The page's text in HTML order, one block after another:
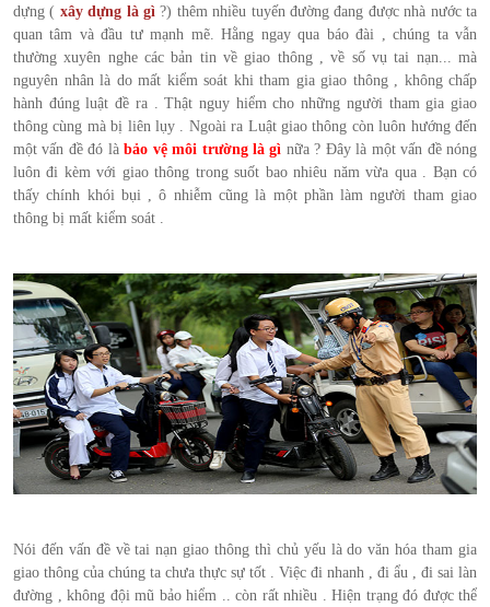
dựng ( xây dựng là gì ?) thêm nhiều tuyến đường đang được nhà nước ta
quan tâm và đầu tư mạnh mẽ. Hằng ngay qua báo đài , chúng ta vẫn
thường xuyên nghe các bản tin về giao thông , về số vụ tai nạn... mà
nguyên nhân là do mất kiểm soát khi tham gia giao thông , không chấp
hành đúng luật đề ra . Thật nguy hiểm cho những người tham gia giao
thông cùng mà bị liên lụy . Ngoài ra Luật giao thông còn luôn hướng đến
một vấn đề đó là bảo vệ môi trường là gì nữa ? Đây là một vấn đề nóng
luôn đi kèm với giao thông trong suốt bao nhiêu năm vừa qua . Bạn có
thấy chính khói bụi , ô nhiễm cũng là một phần làm người tham giao
thông bị mất kiểm soát .
Nói đến vấn đề về tai nạn giao thông thì chủ yếu là do văn hóa tham gia
giao thông của chúng ta chưa thực sự tốt . Việc đi nhanh , đi ẩu , đi sai làn
đường , không đội mũ bảo hiểm .. còn rất nhiều . Hiện trạng đó được thể